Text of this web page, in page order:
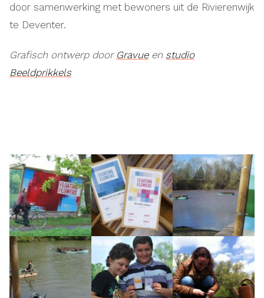
door samenwerking met bewoners uit de Rivierenwijk
te Deventer.
Grafisch ontwerp door Gravueen studio
Beeldprikkels